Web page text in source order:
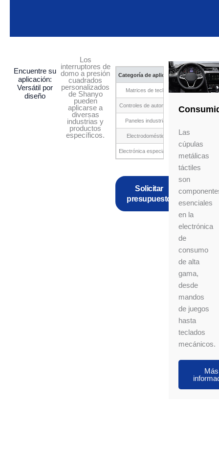
Encuentre su
aplicación:
Versátil por
diseño
Los
interruptores de
domo a presión
cuadrados
personalizados
de Shanyo
pueden
aplicarse a
diversas
industrias y
productos
específicos.
Categoría de aplicación
Matrices de teclado
Controles de automoción Botones del
Paneles industriales
Electrodomésticos
Electrónica especializada
Solicitar
presupuesto
Las
cúpulas
metálicas
táctiles
son
esenciales
en la
electrónica
de
consumo
de alta
gama,
desde
mandos
de juegos
hasta
teclados
mecánicos.
Más